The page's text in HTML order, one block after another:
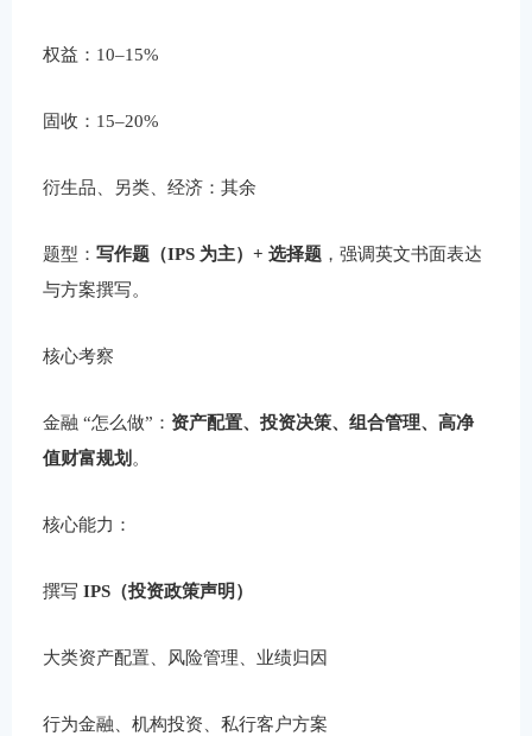
权益：10–15%
固收：15–20%
衍生品、另类、经济：其余
题型：写作题（IPS 为主）+ 选择题 ，强调英文书面表达
与方案撰写。
核心考察
金融 “怎么做”： 资产配置、投资决策、组合管理、高净
值财富规划 。
核心能力：
撰写IPS（投资政策声明）
大类资产配置、风险管理、业绩归因
行为金融、机构投资、私行客户方案